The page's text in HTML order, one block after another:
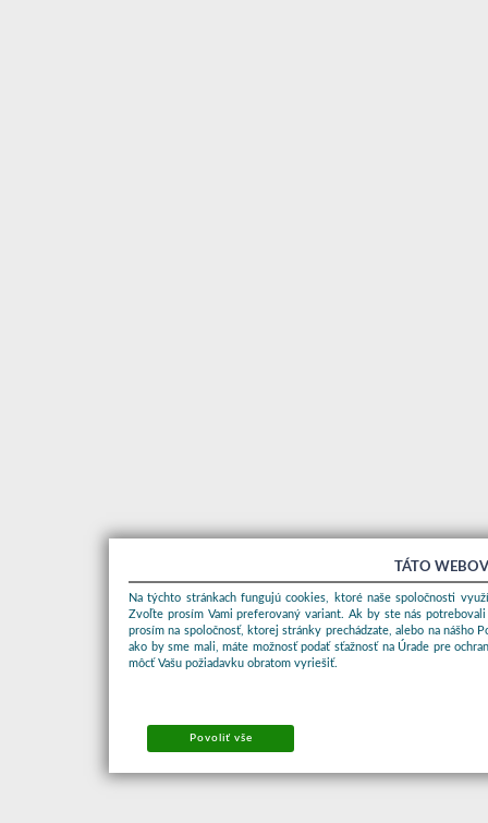
TÁTO
Na týchto stránkach fungujú cookies, ktoré naše spoločnosti
Zvoľte prosím Vami preferovaný variant. Ak by ste nás
prosím na spoločnosť, ktorej stránky prechádzate, alebo na nášho
ako by sme mali, máte možnosť podať sťažnosť na Úrade pre
môcť Vašu požiadavku obratom vyriešiť.
Povoliť vše